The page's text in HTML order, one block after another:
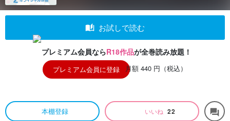
auto_stories お試しで読む
プレミアム会員ならR18作品が全巻読み放題！
プレミアム会員に登録 月額 440 円（税込）
本棚登録 いいね 22 forum